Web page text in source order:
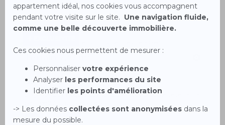
Terrain 720 m²
EZY SUR EURE 27530
85 900 €
L'agence Guy Hoquet Ezy sur Eure, vous propose ce terrain à